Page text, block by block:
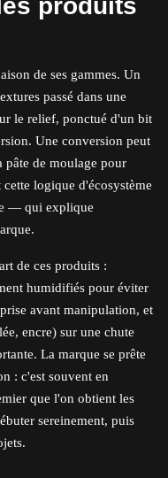
produits
de ses gammes. Un
passé dans une
le relief, ponctué d'un bit
Une conversion peut
pâte de moulage pour
logique d'écosystème
— qui explique
de ces produits :
humidifiés pour éviter
avant manipulation, et
encre) sur une chute
La marque se prête
: c'est souvent en
que l'on obtient les
sereinement, puis